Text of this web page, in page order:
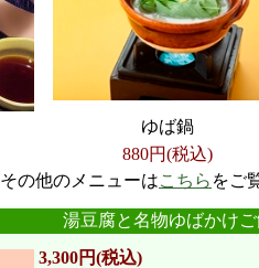
ゆば鍋
880円(税込)
その他のメニューはこちら をご
湯豆腐と名物ゆばかけご
3,300円(税込)